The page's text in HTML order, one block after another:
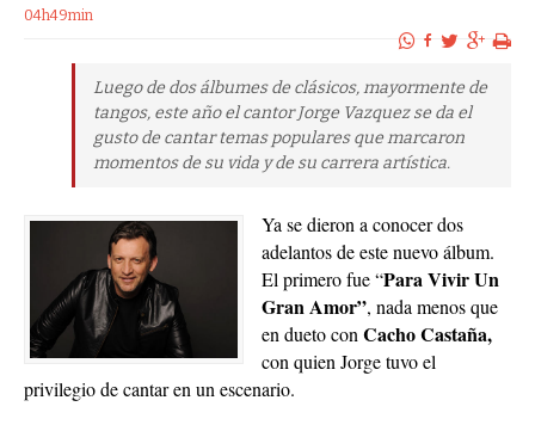
04h49min
Luego de dos álbumes de clásicos, mayormente de
tangos, este año el cantor Jorge Vazquez se da el
gusto de cantar temas populares que marcaron
momentos de su vida y de su carrera artística.
Ya se dieron a conocer dos
adelantos de este nuevo álbum.
El primero fue “Para Vivir Un
Gran Amor”, nada menos que
en dueto con Cacho Castaña,
con quien Jorge tuvo el
privilegio de cantar en un escenario.